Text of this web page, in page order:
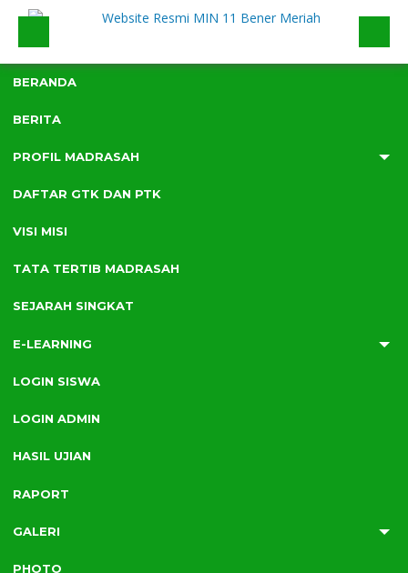
BERANDA
BERITA
PROFIL MADRASAH
DAFTAR GTK DAN PTK
VISI MISI
TATA TERTIB MADRASAH
SEJARAH SINGKAT
E-LEARNING
LOGIN SISWA
LOGIN ADMIN
HASIL UJIAN
RAPORT
GALERI
PHOTO
MIN 11 Bener Meriah
Berita Terbaru